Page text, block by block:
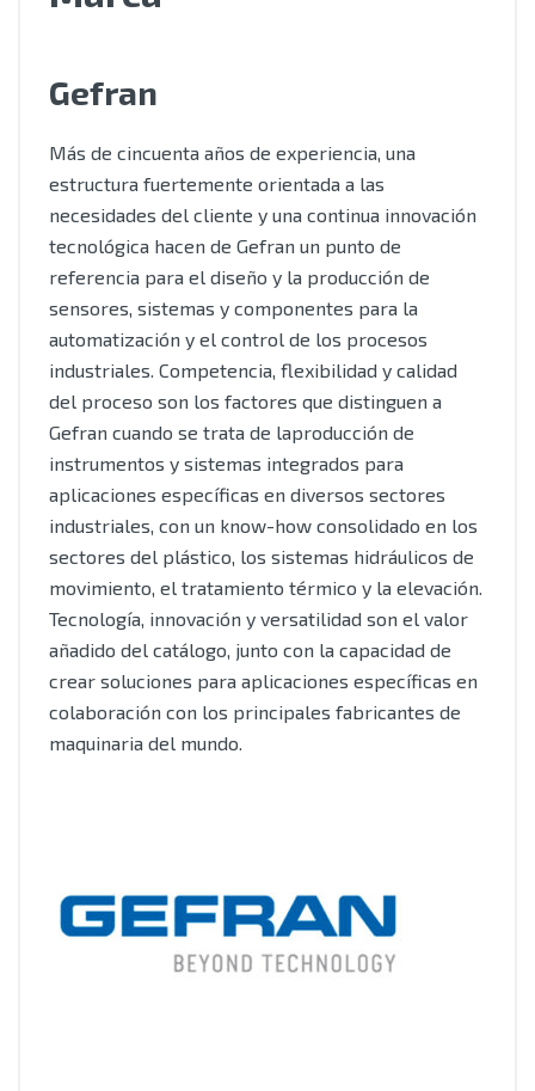
Gefran
Más de cincuenta años de experiencia, una
estructura fuertemente orientada a las
necesidades del cliente y una continua innovación
tecnológica hacen de Gefran un punto de
referencia para el diseño y la producción de
sensores, sistemas y componentes para la
automatización y el control de los procesos
industriales. Competencia, flexibilidad y calidad
del proceso son los factores que distinguen a
Gefran cuando se trata de laproducción de
instrumentos y sistemas integrados para
aplicaciones específicas en diversos sectores
industriales, con un know-how consolidado en los
sectores del plástico, los sistemas hidráulicos de
movimiento, el tratamiento térmico y la elevación.
Tecnología, innovación y versatilidad son el valor
añadido del catálogo, junto con la capacidad de
crear soluciones para aplicaciones específicas en
colaboración con los principales fabricantes de
maquinaria del mundo.